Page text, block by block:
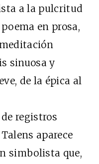
a la pulcritud
en prosa,
sinuosa y
de la épica al
registros
aparece
simbolista que,